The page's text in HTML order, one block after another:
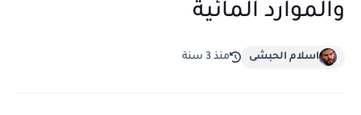
والموارد المائية
اسلام الحبشى منذ 3 سنة